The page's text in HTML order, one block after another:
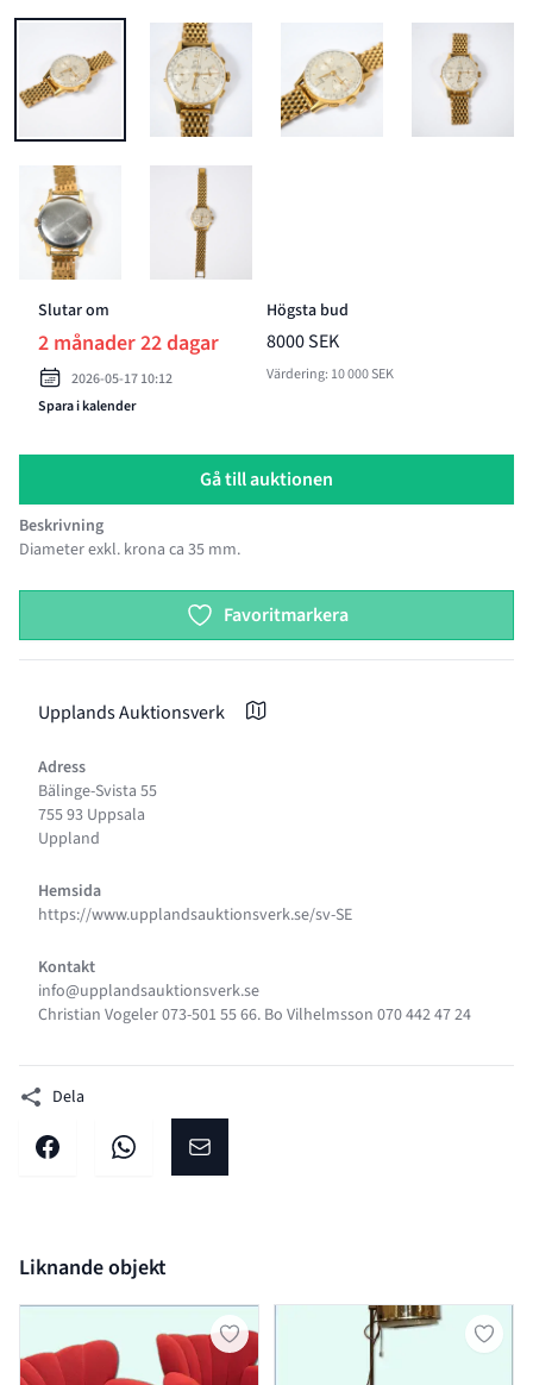
BILD 1 AV HERRARMBANDSUR, ANGELUS, CHRONODATO, 1940-
BILD 2 AV HERRARMBANDSUR, ANGELUS,
BILD 3 AV BILD 4 AV
BILD 5 AV HERRARMBANDSUR, ANGELUS, CHRONODATO, 1940-
BILD 6 AV HERRARMBANDSUR, ANGELUS,
Slutar om
2 månader 22 dagar
2026-05-17 10:12
Spara i kalender
Högsta bud
8000 SEK
Värdering: 10 000 SEK
Gå till auktionen
Beskrivning
Diameter exkl. krona ca 35 mm.
Favoritmarkera
Upplands Auktionsverk
Adress
Bälinge-Svista 55
755 93 Uppsala
Uppland
Hemsida
https://www.upplandsauktionsverk.se/sv-SE
Kontakt
info@upplandsauktionsverk.se
Christian Vogeler 073-501 55 66. Bo Vilhelmsson 070 442 47 24
Dela
Dela på facebookDela på WhatsAppDela på E-post
Liknande objekt